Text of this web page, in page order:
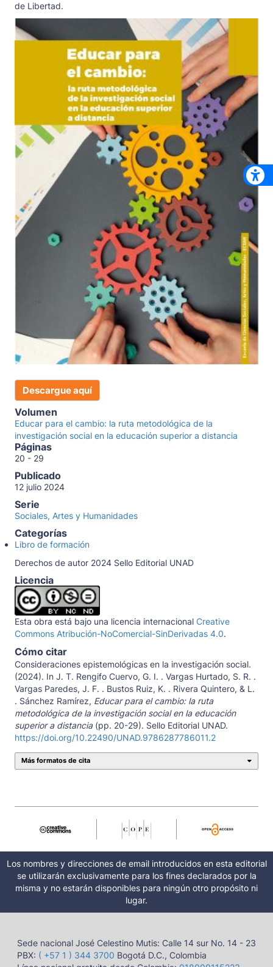
de Libertad.
Descargue aquí
Volumen
Educar para el cambio: la ruta metodológica de la
investigación social en la educación superior a distancia
Páginas
20 - 29
Publicado
12 julio 2024
Serie
Sociales, Artes y Humanidades
Categorías
Libro de formación
Derechos de autor 2024 Sello Editorial UNAD
Licencia
Esta obra está bajo una licencia internacional Creative
Commons Atribución-NoComercial-SinDerivadas 4.0.
Cómo citar
Consideraciones epistemológicas en la investigación social.
(2024). In J. T. Rengifo Cuervo, G. I. . Vargas Hurtado, S. R. .
Vargas Paredes, J. F. . Bustos Ruiz, K. . Rivera Quintero, & L.
. Sánchez Ramírez, Educar para el cambio: la ruta
metodológica de la investigación social en la educación
superior a distancia(pp. 20-29). Sello Editorial UNAD.
https://doi.org/10.22490/UNAD.9786287786011.2
Más formatos de cita
Los nombres y direcciones de email introducidos en esta editorial
se utilizarán exclusivamente para los fines declarados por la
misma y no estarán disponibles para ningún otro propósito ni
lugar.
Sede nacional José Celestino Mutis: Calle 14 sur No. 14 - 23
PBX: ( +57 1 ) 344 3700 Bogotá D.C., Colombia